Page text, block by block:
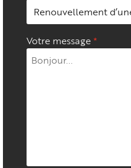
Votre message